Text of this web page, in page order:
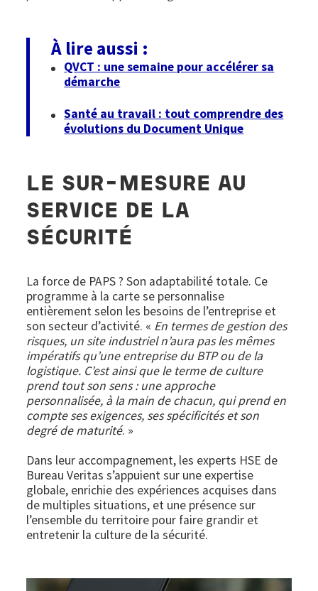
À lire aussi :
QVCT : une semaine pour accélérer sa
démarche
Santé au travail : tout comprendre des
évolutions du Document Unique
LE SUR-MESURE AU
SERVICE DE LA
SÉCURITÉ
La force de PAPS ? Son adaptabilité totale. Ce
programme à la carte se personnalise
entièrement selon les besoins de l’entreprise et
son secteur d’activité. « En termes de gestion des
risques, un site industriel n’aura pas les mêmes
impératifs qu’une entreprise du BTP ou de la
logistique. C’est ainsi que le terme de culture
prend tout son sens : une approche
personnalisée, à la main de chacun, qui prend en
compte ses exigences, ses spécificités et son
degré de maturité. »
Dans leur accompagnement, les experts HSE de
Bureau Veritas s’appuient sur une expertise
globale, enrichie des expériences acquises dans
de multiples situations, et une présence sur
l’ensemble du territoire pour faire grandir et
entretenir la culture de la sécurité.